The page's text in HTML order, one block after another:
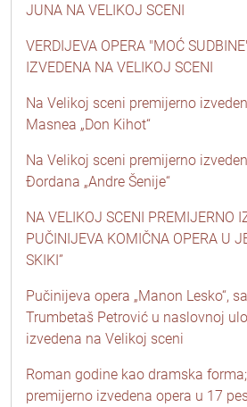
JUNA NA VELIKOJ SCENI
VERDIJEVA OPERA "MOĆ
IZVEDENA NA VELIKOJ SCENI
Na Velikoj sceni premijerno
Masnea „Don Kihot“
Na Velikoj sceni premijerno
Đordana „Andre Šenije“
NA VELIKOJ SCENI PREMIJERNO
PUČINIJEVA KOMIČNA OPERA U
SKIKI”
Pučinijeva opera „Manon Lesko“,
Trumbetaš Petrović u naslovnoj
izvedena na Velikoj sceni
Roman godine kao dramska
premijerno izvedena opera u 17